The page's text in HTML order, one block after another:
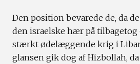
Den position bevarede de, da
den israelske hær på
stærkt ødelæggende krig i
glansen gik dog af Hizbollah,